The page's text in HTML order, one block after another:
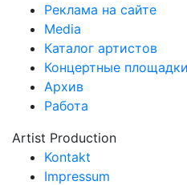
Реклама на сайте
Media
Каталог артистов
Концертные площадки
Архив
Работа
Artist Production
Kontakt
Impressum